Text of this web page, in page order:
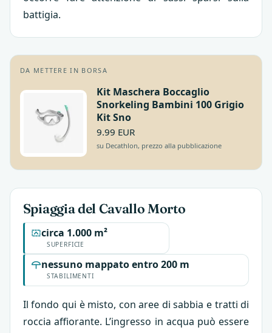
battigia.
DA METTERE IN BORSA
Kit Maschera Boccaglio
Snorkeling Bambini 100 Grigio
Kit Sno
9.99 EUR
su Decathlon, prezzo alla pubblicazione
Spiaggia del Cavallo Morto
SUPERFICIE
circa 1.000 m²
STABILIMENTI
nessuno mappato entro 200 m
Il fondo qui è misto, con aree di sabbia e tratti di
roccia affiorante. L’ingresso in acqua può essere